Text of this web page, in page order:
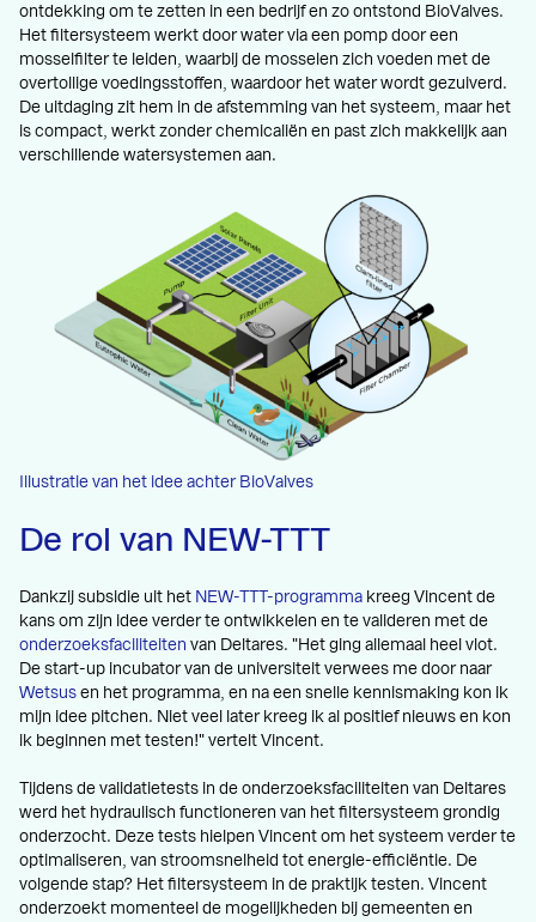
ontdekking om te zetten in een bedrijf en zo ontstond BioValves.
Het filtersysteem werkt door water via een pomp door een
mosselfilter te leiden, waarbij de mosselen zich voeden met de
overtollige voedingsstoffen, waardoor het water wordt gezuiverd.
De uitdaging zit hem in de afstemming van het systeem, maar het
is compact, werkt zonder chemicaliën en past zich makkelijk aan
verschillende watersystemen aan.
Illustratie van het idee achter BioValves
De rol van NEW-TTT
Dankzij subsidie uit het NEW-TTT-programma kreeg Vincent de
kans om zijn idee verder te ontwikkelen en te valideren met de
onderzoeksfaciliteiten van Deltares. "Het ging allemaal heel vlot.
De start-up incubator van de universiteit verwees me door naar
Wetsus en het programma, en na een snelle kennismaking kon ik
mijn idee pitchen. Niet veel later kreeg ik al positief nieuws en kon
ik beginnen met testen!" vertelt Vincent.
Tijdens de validatietests in de onderzoeksfaciliteiten van Deltares
werd het hydraulisch functioneren van het filtersysteem grondig
onderzocht. Deze tests hielpen Vincent om het systeem verder te
optimaliseren, van stroomsnelheid tot energie-efficiëntie. De
volgende stap? Het filtersysteem in de praktijk testen. Vincent
onderzoekt momenteel de mogelijkheden bij gemeenten en